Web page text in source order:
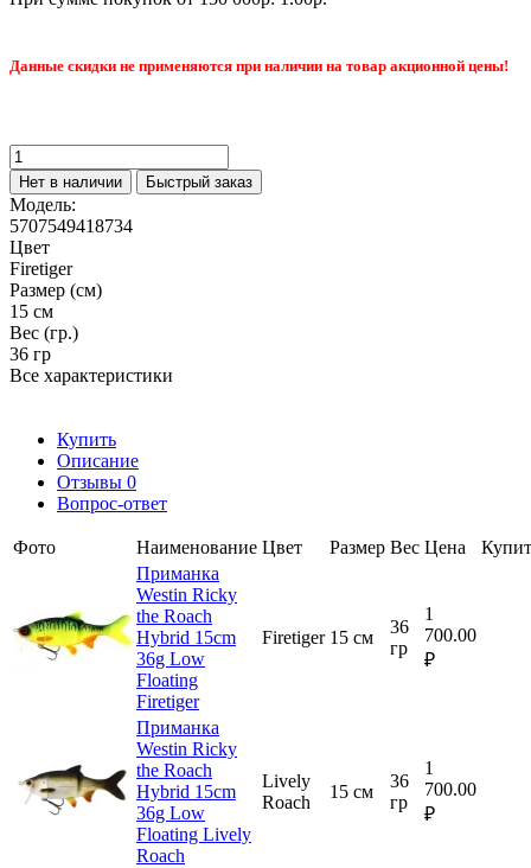
Данные скидки не применяются при наличии на товар акционной цены!
Нет в наличии Быстрый заказ
Модель:
5707549418734
Цвет
Firetiger
Размер (см)
15 см
Вес (гр.)
36 гр
Все характеристики
Купить
Описание
Отзывы 0
Вопрос-ответ
Фото Наименование Цвет Размер Вес Цена
Приманка
Westin Ricky
the Roach
Hybrid 15cm
36g Low
Floating
Firetiger
Firetiger 15 см
36
гр
1
700.00
₽
Приманка
Westin Ricky
the Roach
Hybrid 15cm
36g Low
Floating Lively
Roach
Lively
Roach
15 см
36
гр
1
700.00
₽